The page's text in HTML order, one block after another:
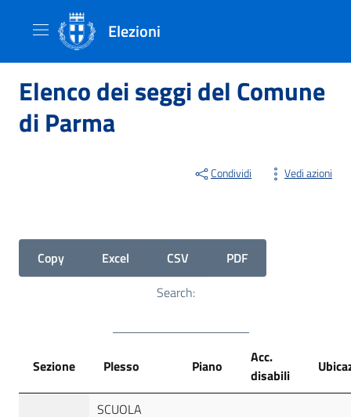
Elezioni
Elenco dei seggi del Comune
di Parma
Condividi Vedi azioni
Copy Excel CSV
PDF
Search:
Sezione Plesso Piano
Acc.
disabili
SCUOLA